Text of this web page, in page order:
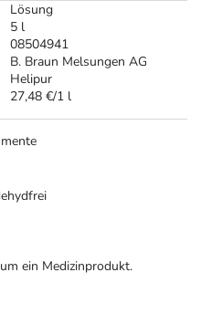
Lösung
5 l
08504941
B. Braun Melsungen AG
Helipur
27,48 €/1 l
ein Medizinprodukt.